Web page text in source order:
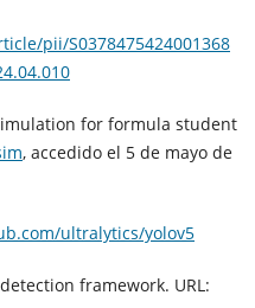
pii/S0378475424001368
for formula student
, accedido el 5 de mayo de
ultralytics/yolov5
framework. URL: